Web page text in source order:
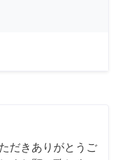
だきありがとうご